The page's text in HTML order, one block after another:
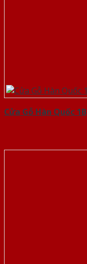
Cửa Gỗ Hàn Quốc 1B